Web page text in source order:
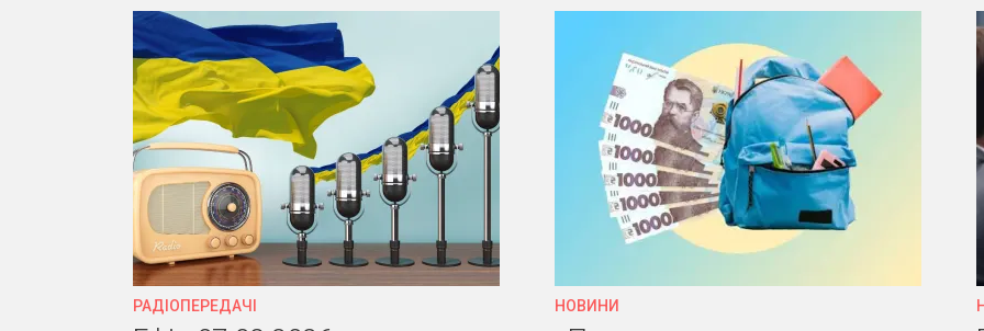
РАДІОПЕРЕДАЧІ НОВИНИ